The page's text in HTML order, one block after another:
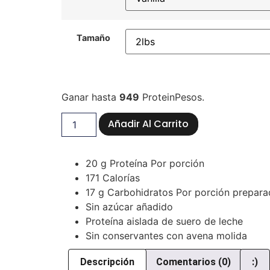
Tamaño
Ganar hasta 949 ProteinPesos.
Añadir Al Carrito
20 g Proteína Por porción
171 Calorías
17 g Carbohidratos Por porción
Sin azúcar añadido
Proteína aislada de suero de leche
Sin conservantes con avena molida
Descripción Comentarios (0) :)